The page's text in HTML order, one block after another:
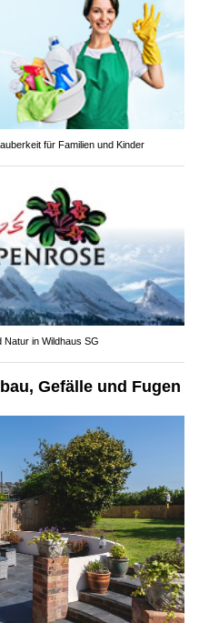
für Familien und Kinder
Natur in Wildhaus SG
Gefälle und Fugen